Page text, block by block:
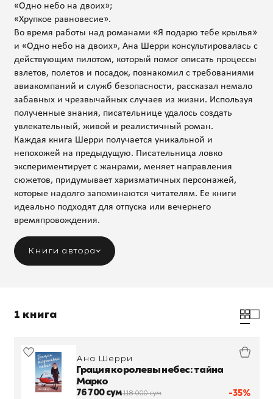
«Одно небо на двоих»;
«Хрупкое равновесие».
Во время работы над романами «Я подарю тебе крылья»
и «Одно небо на двоих», Ана Шерри консультировалась с
действующим пилотом, который помог описать процессы
взлетов, полетов и посадок, познакомил с требованиями
авиакомпаний и служб безопасности, рассказал немало
забавных и чрезвычайных случаев из жизни. Используя
полученные знания, писательнице удалось создать
увлекательный, живой и реалистичный роман.
Каждая книга Шерри получается уникальной и
непохожей на предыдущую. Писательница ловко
экспериментирует с жанрами, меняет направления
сюжетов, придумывает харизматичных персонажей,
которые надолго запоминаются читателям. Ее книги
идеально подходят для отпуска или вечернего
времяпровождения.
Книги автора
1 книга
-35%
Ана Шерри
Грация королевы небес: тайна
Марко
76 700 сум118 000 сум